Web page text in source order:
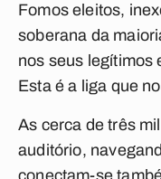
Fomos eleitos,
soberana da
nos seus legítimos
Esta é a liga que
As cerca de três
auditório,
conectam-se